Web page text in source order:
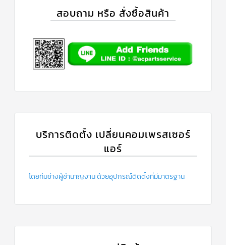
สอบถาม หรือ สั่งซื้อสินค้า
บริการติดตั้ง เปลี่ยนคอมเพรสเซอร์
แอร์
โดยทีมช่างผู้ชำนาญงาน ด้วยอุปกรณ์ติดตั้งที่มีมาตรฐาน